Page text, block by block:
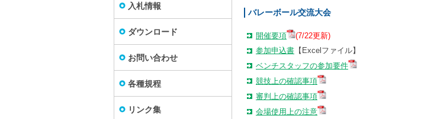
入札情報
ダウンロード
お問い合わせ
各種規程
リンク集
バレーボール交流大会
開催要項
(7/22更新)
参加申込書 【Excelファイル】
ベンチスタッフの参加要件
競技上の確認事項
審判上の確認事項
会場使用上の注意